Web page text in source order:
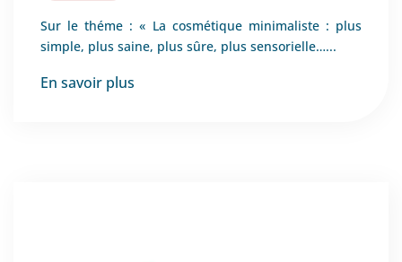
Sur le théme : « La cosmétique minimaliste : plus
simple, plus saine, plus sûre, plus sensorielle…...
En savoir plus